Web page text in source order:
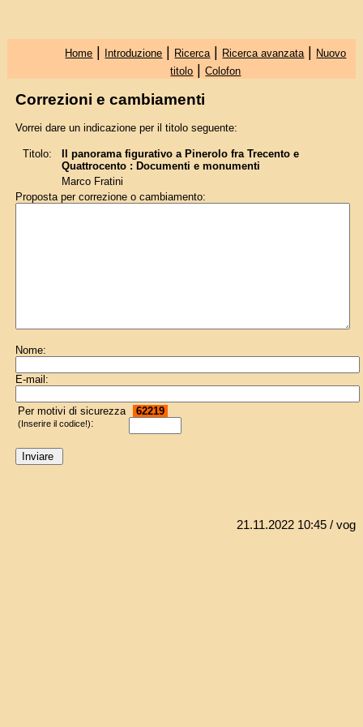
Home | Introduzione | Ricerca | Ricerca avanzata | Nuovo
titolo |Colofon
Correzioni e cambiamenti
Vorrei dare un indicazione per il titolo seguente:
Titolo:
Il panorama figurativo a Pinerolo fra Trecento e
Quattrocento : Documenti e monumenti
Marco Fratini
Proposta per correzione o cambiamento:
Nome:
E-mail:
Per motivi di sicurezza
(Inserire il codice!):
62219
21.11.2022 10:45 / vog